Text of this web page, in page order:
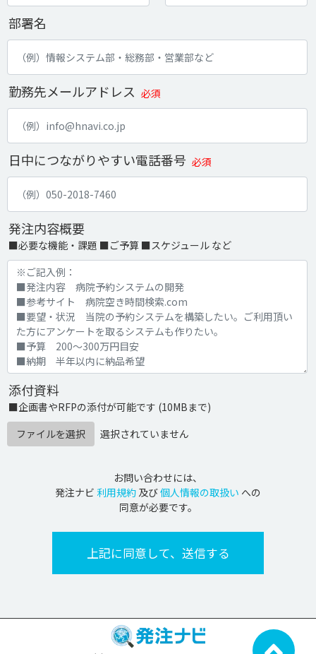
部署名
勤務先メールアドレス 必須
日中につながりやすい電話番号 必須
発注内容概要
■必要な機能・課題 ■ご予算 ■スケジュール など
添付資料
■企画書やRFPの添付が可能です (10MBまで)
ファイルを選択
選択されていません
お問い合わせには、
発注ナビ 利用規約 及び個人情報の取扱い への
同意が必要です。